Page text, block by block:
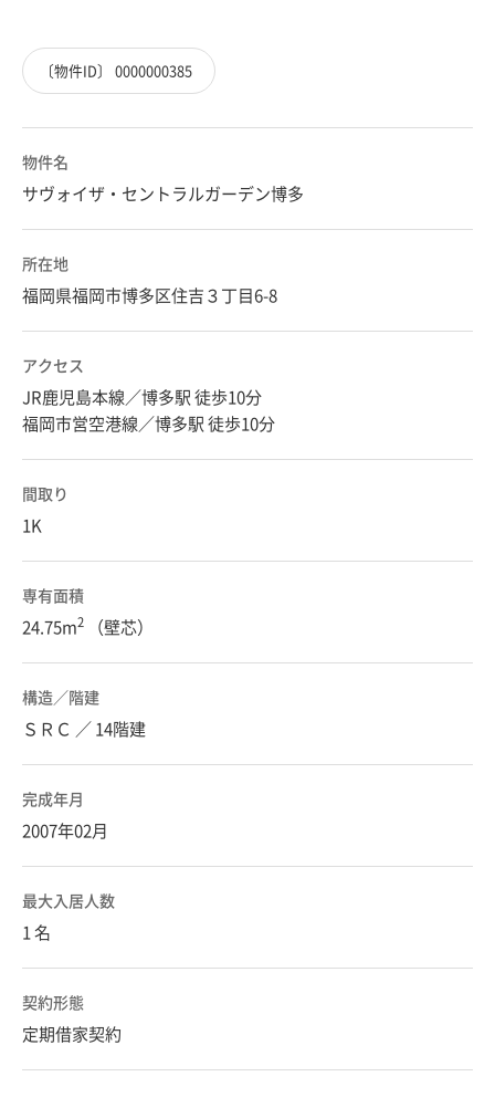
〔物件ID〕 0000000385
物件名
サヴォイザ・セントラルガーデン博多
所在地
福岡県福岡市博多区住吉３丁目6-8
アクセス
JR鹿児島本線／博多駅 徒歩10分
福岡市営空港線／博多駅 徒歩10分
間取り
1K
専有面積
24.75m2 （壁芯）
構造／階建
ＳＲＣ ／ 14階建
完成年月
2007年02月
最大入居人数
1 名
契約形態
定期借家契約